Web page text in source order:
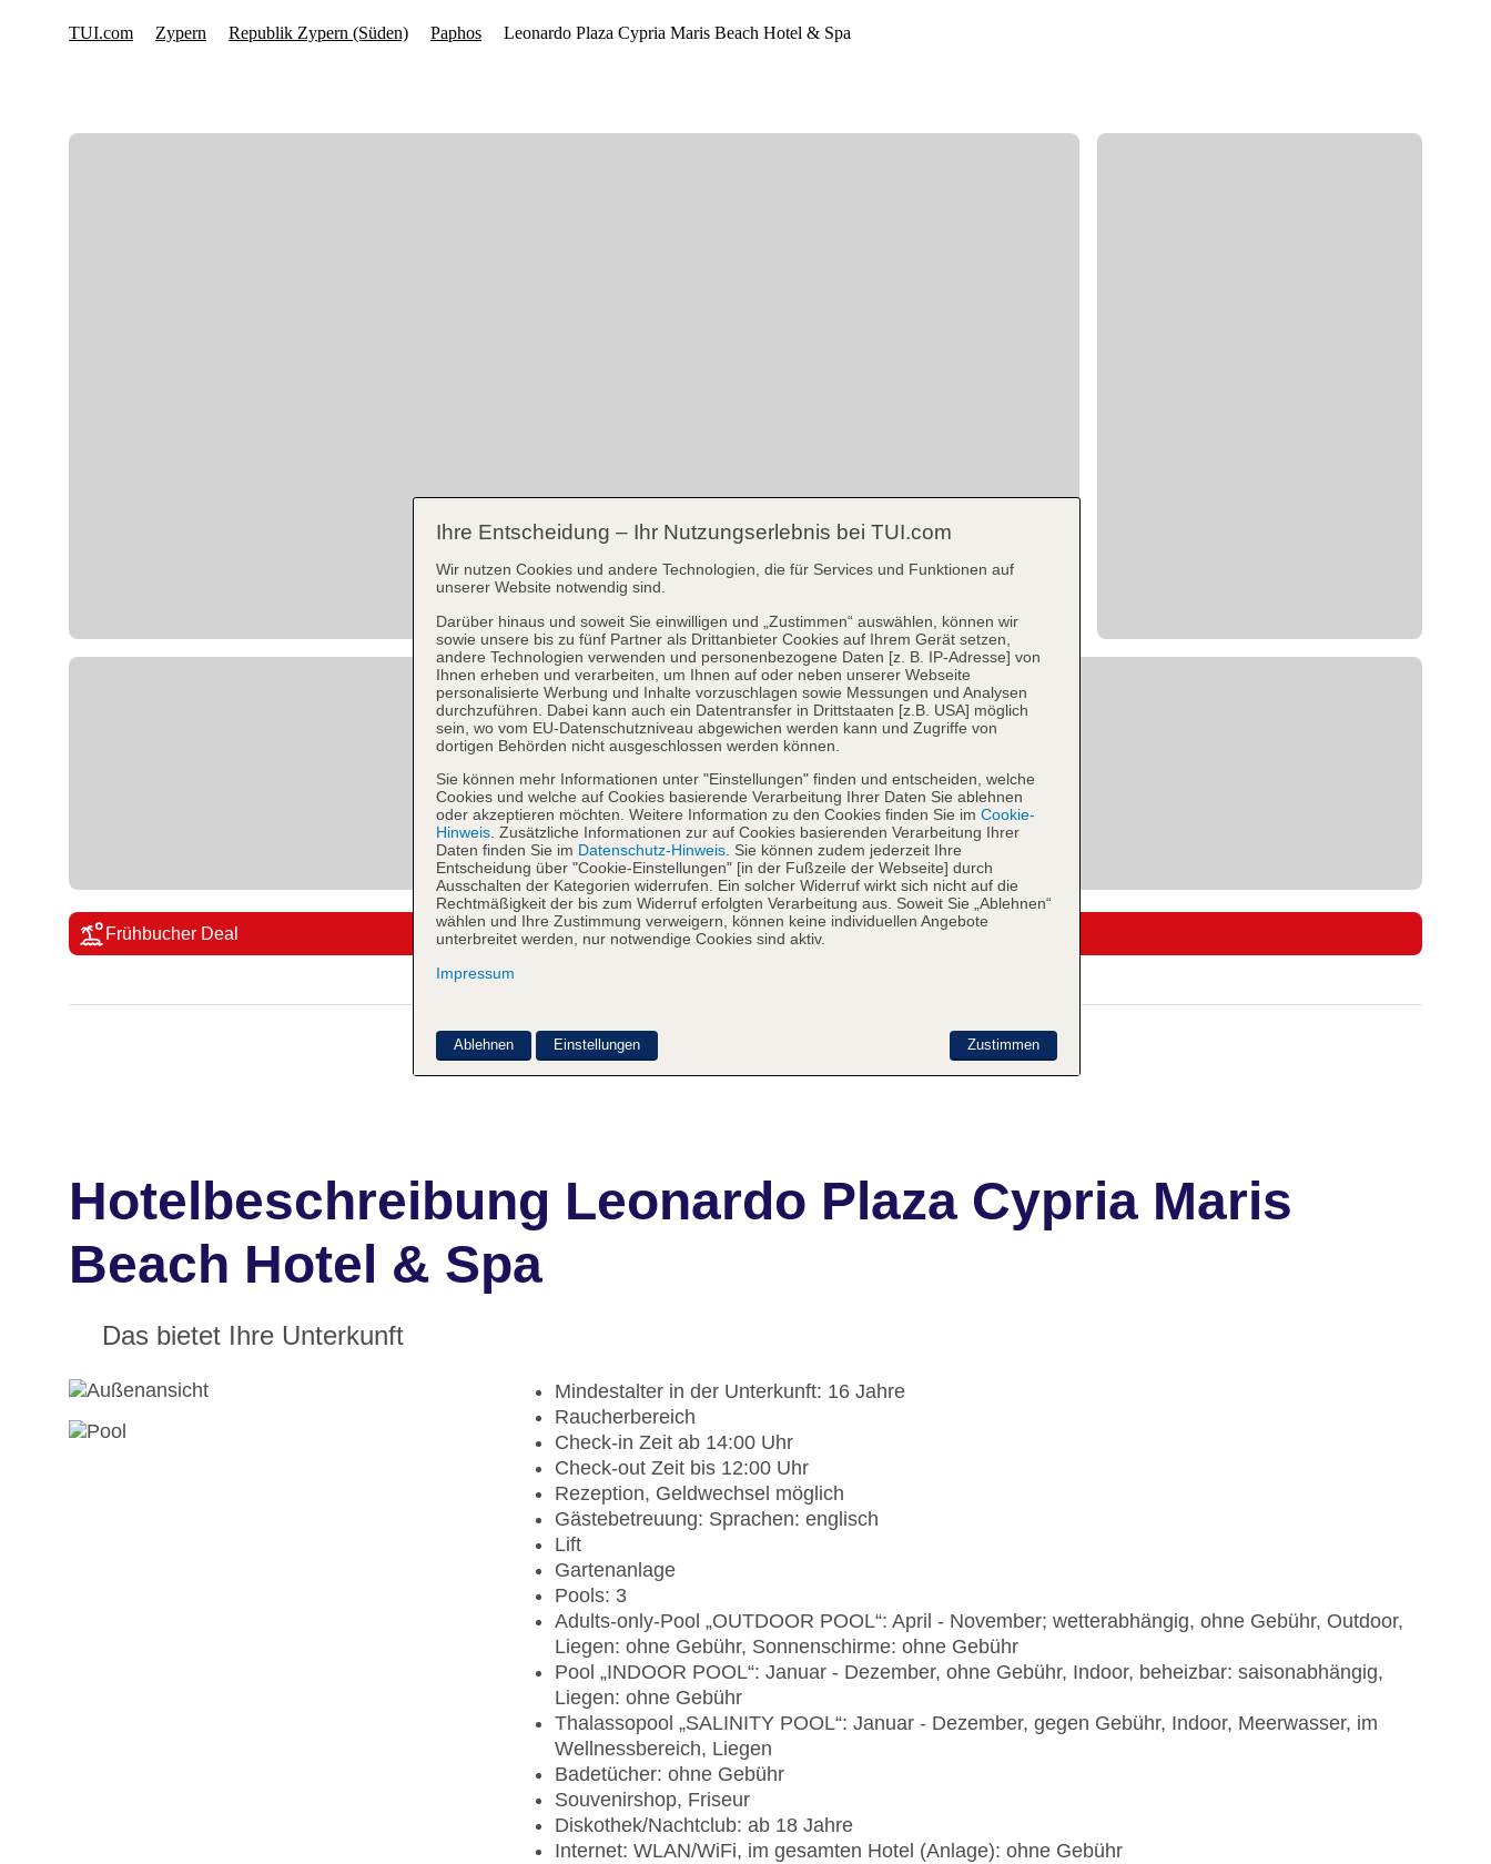
Frühbucher Deal
Hotelbeschreibung Leonardo Plaza Cypria Maris
Beach Hotel & Spa
Das bietet Ihre Unterkunft
Mindestalter in der Unterkunft: 16 Jahre
Raucherbereich
Check-in Zeit ab 14:00 Uhr
Check-out Zeit bis 12:00 Uhr
Rezeption, Geldwechsel möglich
Gästebetreuung: Sprachen: englisch
Lift
Gartenanlage
Pools: 3
Adults-only-Pool „OUTDOOR POOL“: April - November; wetterabhängig, ohne Gebühr, Outdoor,
Liegen: ohne Gebühr, Sonnenschirme: ohne Gebühr
Pool „INDOOR POOL“: Januar - Dezember, ohne Gebühr, Indoor, beheizbar: saisonabhängig,
Liegen: ohne Gebühr
Thalassopool „SALINITY POOL“: Januar - Dezember, gegen Gebühr, Indoor, Meerwasser, im
Wellnessbereich, Liegen
Badetücher: ohne Gebühr
Souvenirshop, Friseur
Diskothek/Nachtclub: ab 18 Jahre
Internet: WLAN/WiFi, im gesamten Hotel (Anlage): ohne Gebühr
Ihre Entscheidung – Ihr Nutzungserlebnis bei TUI.com
Wir nutzen Cookies und andere Technologien, die für Services und Funktionen auf
unserer Website notwendig sind.
Darüber hinaus und soweit Sie einwilligen und „Zustimmen“ auswählen, können wir
sowie unsere bis zu fünf Partner als Drittanbieter Cookies auf Ihrem Gerät setzen,
andere Technologien verwenden und personenbezogene Daten [z. B. IP-Adresse] von
Ihnen erheben und verarbeiten, um Ihnen auf oder neben unserer Webseite
personalisierte Werbung und Inhalte vorzuschlagen sowie Messungen und Analysen
durchzuführen. Dabei kann auch ein Datentransfer in Drittstaaten [z.B. USA] möglich
sein, wo vom EU-Datenschutzniveau abgewichen werden kann und Zugriffe von
dortigen Behörden nicht ausgeschlossen werden können.
Sie können mehr Informationen unter "Einstellungen" finden und entscheiden, welche
Cookies und welche auf Cookies basierende Verarbeitung Ihrer Daten Sie ablehnen
oder akzeptieren möchten. Weitere Information zu den Cookies finden Sie im Cookie-
Hinweis . Zusätzliche Informationen zur auf Cookies basierenden Verarbeitung Ihrer
Daten finden Sie im Datenschutz-Hinweis . Sie können zudem jederzeit Ihre
Entscheidung über "Cookie-Einstellungen" [in der Fußzeile der Webseite] durch
Ausschalten der Kategorien widerrufen. Ein solcher Widerruf wirkt sich nicht auf die
Rechtmäßigkeit der bis zum Widerruf erfolgten Verarbeitung aus. Soweit Sie „Ablehnen“
wählen und Ihre Zustimmung verweigern, können keine individuellen Angebote
unterbreitet werden, nur notwendige Cookies sind aktiv.
Impressum
Zustimmen
Ablehnen Einstellungen